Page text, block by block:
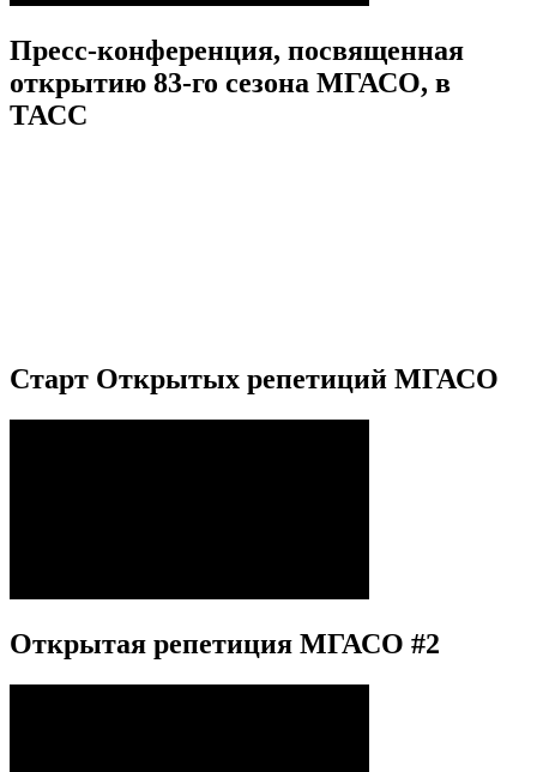
Пресс-конференция, посвященная
открытию 83-го сезона МГАСО, в
ТАСС
Старт Открытых репетиций МГАСО
Открытая репетиция МГАСО #2